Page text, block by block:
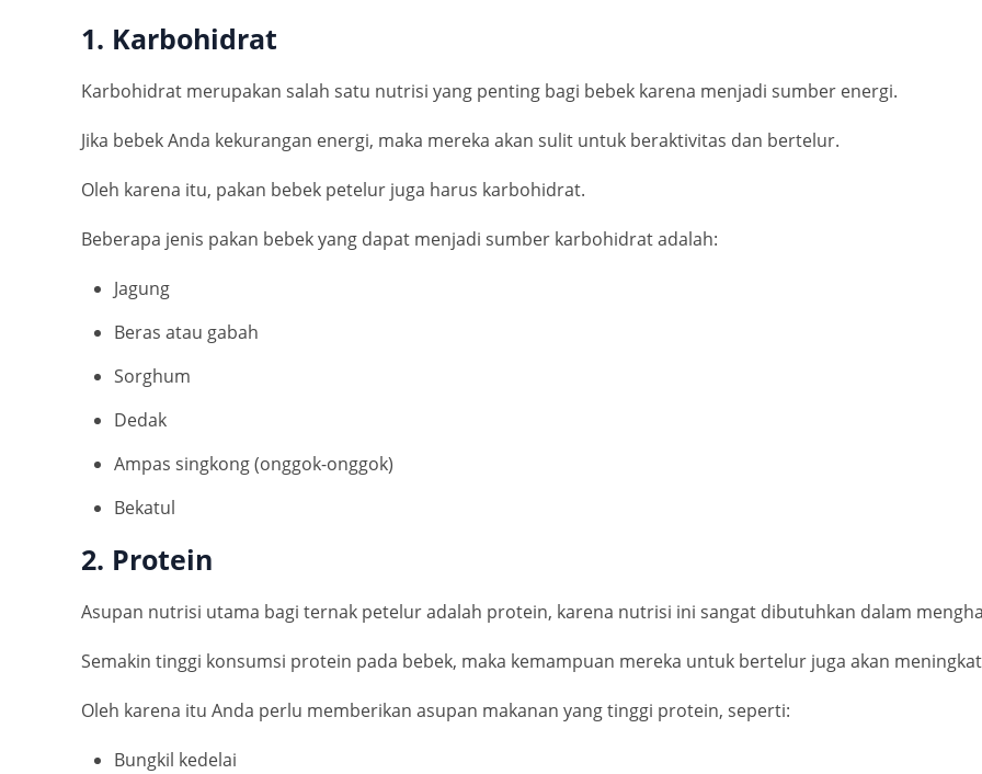
1. Karbohidrat
Karbohidrat merupakan salah satu nutrisi yang penting bagi bebek karena menjadi sumber energi.
Jika bebek Anda kekurangan energi, maka mereka akan sulit untuk beraktivitas dan bertelur.
Oleh karena itu, pakan bebek petelur juga harus karbohidrat.
Beberapa jenis pakan bebek yang dapat menjadi sumber karbohidrat adalah:
Jagung
Beras atau gabah
Sorghum
Dedak
Ampas singkong (onggok-onggok)
Bekatul
2. Protein
Asupan nutrisi utama bagi ternak petelur adalah protein, karena nutrisi ini sangat dibutuhkan dalam
Semakin tinggi konsumsi protein pada bebek, maka kemampuan mereka untuk bertelur juga akan
Oleh karena itu Anda perlu memberikan asupan makanan yang tinggi protein, seperti:
Bungkil kedelai